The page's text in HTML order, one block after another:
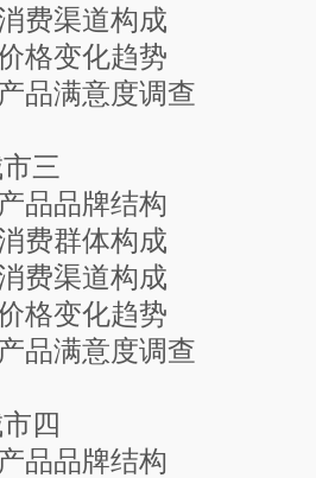
道构成
化趋势
意度调查
三
牌结构
体构成
道构成
化趋势
意度调查
四
牌结构